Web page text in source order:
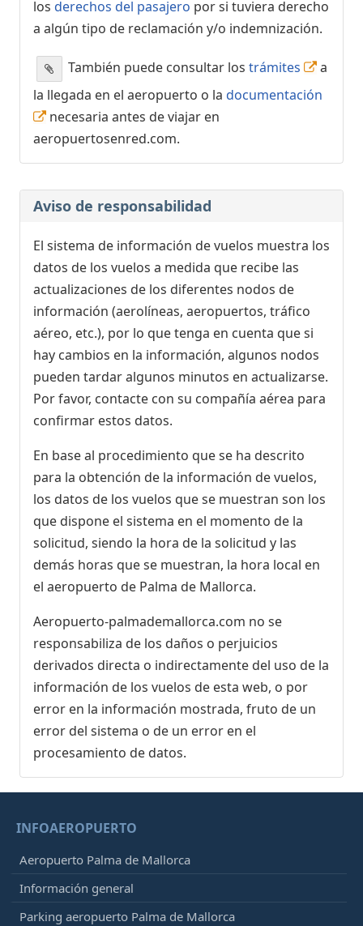
los derechos del pasajero por si tuviera derecho
a algún tipo de reclamación y/o indemnización.
También puede consultar los trámites
a
la llegada en el aeropuerto o la documentación
necesaria antes de viajar en
aeropuertosenred.com.
Aviso de responsabilidad
El sistema de información de vuelos muestra los
datos de los vuelos a medida que recibe las
actualizaciones de los diferentes nodos de
información (aerolíneas, aeropuertos, tráfico
aéreo, etc.), por lo que tenga en cuenta que si
hay cambios en la información, algunos nodos
pueden tardar algunos minutos en actualizarse.
Por favor, contacte con su compañía aérea para
confirmar estos datos.
En base al procedimiento que se ha descrito
para la obtención de la información de vuelos,
los datos de los vuelos que se muestran son los
que dispone el sistema en el momento de la
solicitud, siendo la hora de la solicitud y las
demás horas que se muestran, la hora local en
el aeropuerto de Palma de Mallorca.
Aeropuerto-palmademallorca.com no se
responsabiliza de los daños o perjuicios
derivados directa o indirectamente del uso de la
información de los vuelos de esta web, o por
error en la información mostrada, fruto de un
error del sistema o de un error en el
procesamiento de datos.
INFOAEROPUERTO
Aeropuerto Palma de Mallorca
Información general
Parking aeropuerto Palma de Mallorca